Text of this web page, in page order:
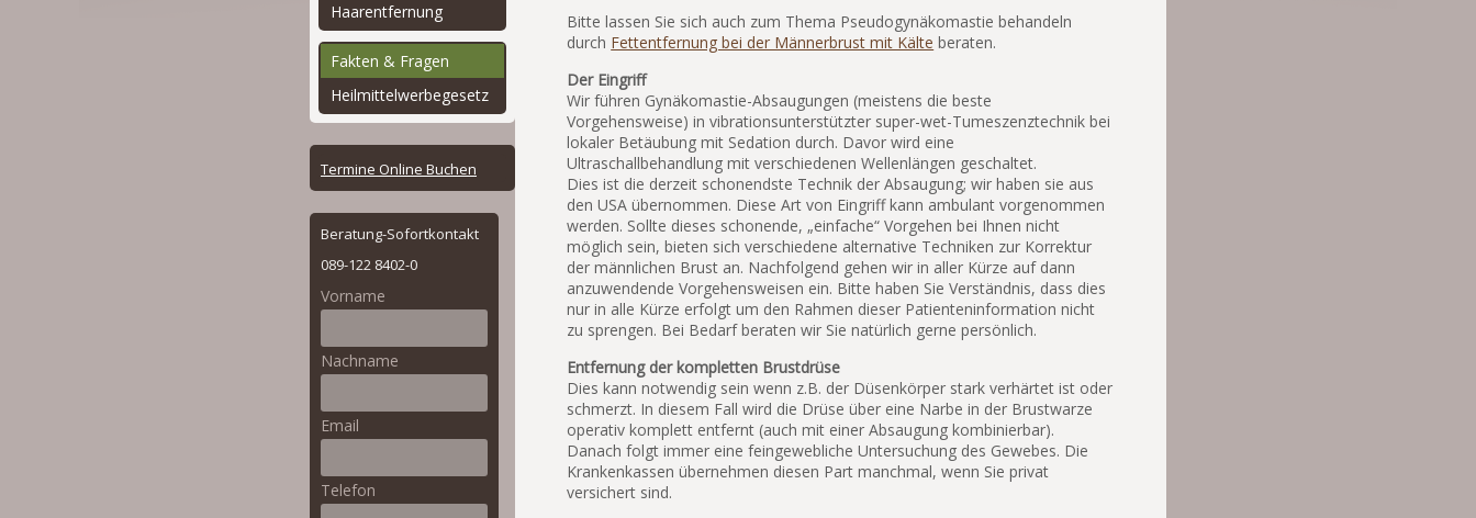
Haarentfernung
Fakten & Fragen
Heilmittelwerbegesetz
Online
Booking
Menu
Termine Online Buchen
Beratung-Sofortkontakt
089-122 8402-0
Vorname
Nachname
Email
Telefon
Bitte lassen Sie sich auch zum Thema Pseudogynäkomastie behandeln
durch Fettentfernung bei der Männerbrust mit Kälte beraten.
Der Eingriff
Wir führen Gynäkomastie-Absaugungen (meistens die beste
Vorgehensweise) in vibrationsunterstützter super-wet-Tumeszenztechnik bei
lokaler Betäubung mit Sedation durch. Davor wird eine
Ultraschallbehandlung mit verschiedenen Wellenlängen geschaltet.
Dies ist die derzeit schonendste Technik der Absaugung; wir haben sie aus
den USA übernommen. Diese Art von Eingriff kann ambulant vorgenommen
werden. Sollte dieses schonende, „einfache“ Vorgehen bei Ihnen nicht
möglich sein, bieten sich verschiedene alternative Techniken zur Korrektur
der männlichen Brust an. Nachfolgend gehen wir in aller Kürze auf dann
anzuwendende Vorgehensweisen ein. Bitte haben Sie Verständnis, dass dies
nur in alle Kürze erfolgt um den Rahmen dieser Patienteninformation nicht
zu sprengen. Bei Bedarf beraten wir Sie natürlich gerne persönlich.
Entfernung der kompletten Brustdrüse
Dies kann notwendig sein wenn z.B. der Düsenkörper stark verhärtet ist oder
schmerzt. In diesem Fall wird die Drüse über eine Narbe in der Brustwarze
operativ komplett entfernt (auch mit einer Absaugung kombinierbar).
Danach folgt immer eine feingewebliche Untersuchung des Gewebes. Die
Krankenkassen übernehmen diesen Part manchmal, wenn Sie privat
versichert sind.